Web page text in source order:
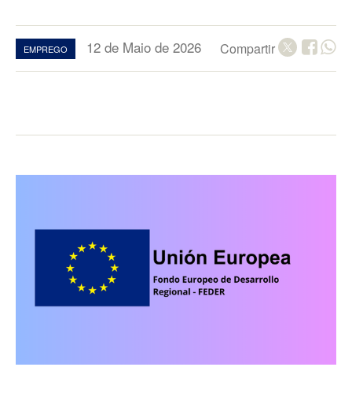
EMPREGO 12 de Maio de 2026 Compartir